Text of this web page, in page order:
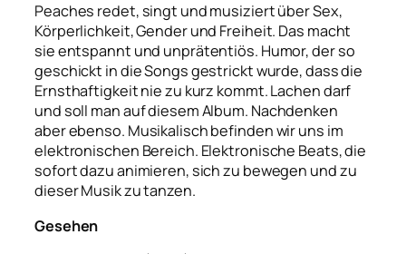
Peaches redet, singt und musiziert über Sex,
Körperlichkeit, Gender und Freiheit. Das macht
sie entspannt und unprätentiös. Humor, der so
geschickt in die Songs gestrickt wurde, dass die
Ernsthaftigkeit nie zu kurz kommt. Lachen darf
und soll man auf diesem Album. Nachdenken
aber ebenso. Musikalisch befinden wir uns im
elektronischen Bereich. Elektronische Beats, die
sofort dazu animieren, sich zu bewegen und zu
dieser Musik zu tanzen.
Gesehen